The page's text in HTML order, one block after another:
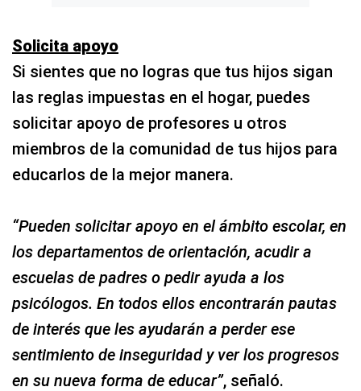
Solicita apoyo
Si sientes que no logras que tus hijos sigan
las reglas impuestas en el hogar, puedes
solicitar apoyo de profesores u otros
miembros de la comunidad de tus hijos para
educarlos de la mejor manera.
“Pueden solicitar apoyo en el ámbito escolar, en
los departamentos de orientación, acudir a
escuelas de padres o pedir ayuda a los
psicólogos. En todos ellos encontrarán pautas
de interés que les ayudarán a perder ese
sentimiento de inseguridad y ver los progresos
en su nueva forma de educar”, señaló.